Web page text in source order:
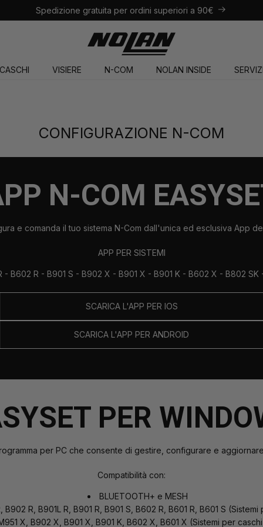
Spedizione gratuita per ordini superiori a 90€
CASCHI VISIERE N-COM NOLAN INSIDE
CONFIGURAZIONE N-COM
N-COM
e comanda il tuo sistema N-Com dall'unica ed esclusiva App
APP PER SISTEMI
- B602 R - B901 S - B902 X - B901 X - B901 K - B602 X - B802 SK
SCARICA L'APP PER IOS
SCARICA L'APP PER ANDROID
PER
per PC che consente di gestire, configurare e
Compatibilità con:
BLUETOOTH+ e MESH
B902 R, B901L R, B901 R, B901 S, B602 R, B601 R, B601 S
X, B902 X, B901 X, B901 K, B602 X, B601 X (Sistemi per